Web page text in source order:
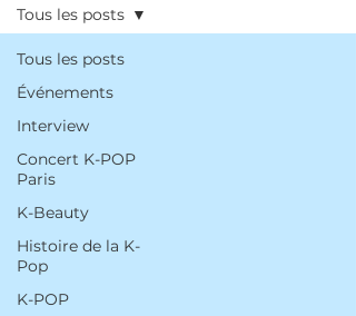
Tous les posts
Événements
Interview
Concert K-POP
Paris
K-Beauty
Histoire de la K-
Pop
K-POP
Tous les posts